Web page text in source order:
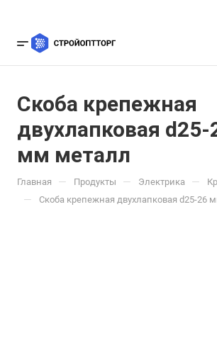
Скоба крепежная
двухлапковая d25-
мм металл
Главная — Продукты — Электрика —
— Скоба крепежная двухлапковая d25-26